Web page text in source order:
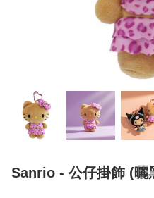
Sanrio - 公仔掛飾 (